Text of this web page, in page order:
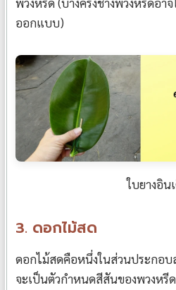
ออกแบบ)
ใบยางอิน
3. ดอกไม้สด
ดอกไม้สดคือหนึ่งในส่วนประกอ
จะเป็นตัวกำหนดสีสันของพวงหรี